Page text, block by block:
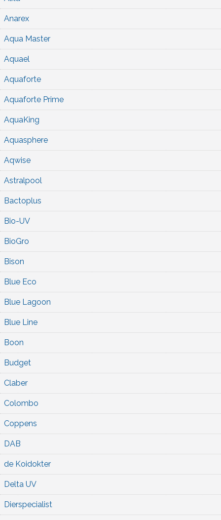
Anarex
Aqua Master
Aquael
Aquaforte
Aquaforte Prime
AquaKing
Aquasphere
Aqwise
Astralpool
Bactoplus
Bio-UV
BioGro
Bison
Blue Eco
Blue Lagoon
Blue Line
Boon
Budget
Claber
Colombo
Coppens
DAB
de Koidokter
Delta UV
Dierspecialist